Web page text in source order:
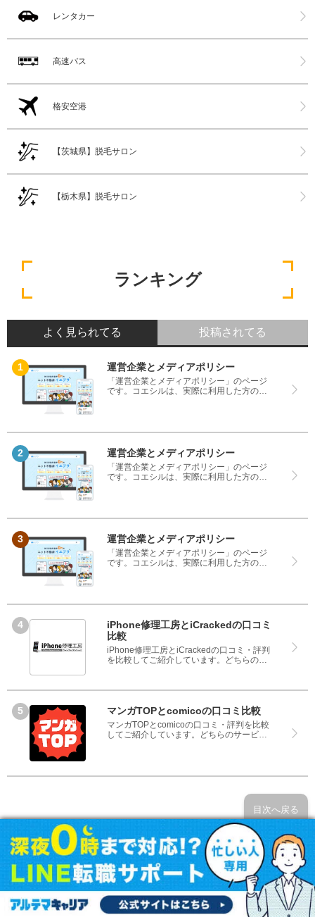
レンタカー
高速バス
格安空港
【茨城県】脱毛サロン
【栃木県】脱毛サロン
ランキング
よく見られてる 投稿されてる
運営企業とメディアポリシー
「運営企業とメディアポリシー」のページ
です。コエシルは、実際に利用した方の口
なく、悪い口コミもしっかり掲載している
さい。
運営企業とメディアポリシー
「運営企業とメディアポリシー」のページ
です。コエシルは、実際に利用した方の口
なく、悪い口コミもしっかり掲載している
さい。
運営企業とメディアポリシー
「運営企業とメディアポリシー」のページ
です。コエシルは、実際に利用した方の口
なく、悪い口コミもしっかり掲載している
さい。
iPhone修理工房とiCrackedの口コミ
比較
iPhone修理工房とiCrackedの口コミ・評判
を比較してご紹介しています。どちらのサ
て、iPhone修理工房とiCrackedのどちらを
マンガTOPとcomicoの口コミ比較
マンガTOPとcomicoの口コミ・評判を比較
してご紹介しています。どちらのサービス
てください。
SNSでシェア
目次へ戻る